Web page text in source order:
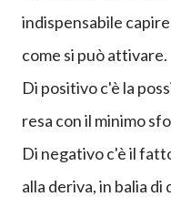
indispensabile
come si può attivare.
Di positivo c'è la
resa con il minimo
Di negativo c'è il
alla deriva, in balia di